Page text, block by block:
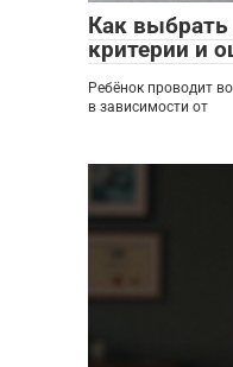
Как выбрать
критерии и
Ребёнок проводит
в зависимости от